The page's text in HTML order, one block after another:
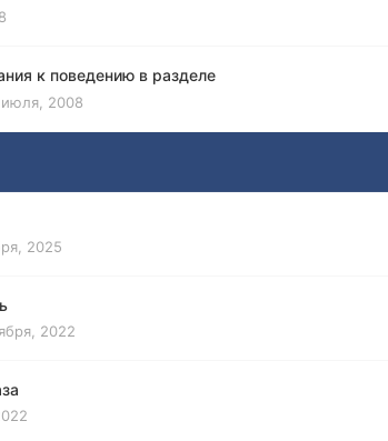
к поведению в разделе
2008
2025
2022